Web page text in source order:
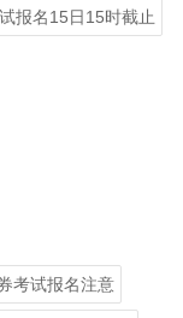
报名15日15时截止
考试报名注意